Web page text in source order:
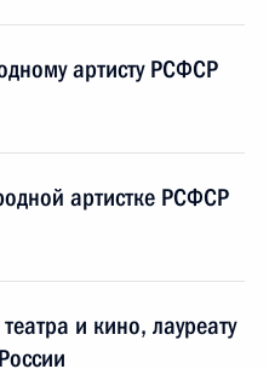
артисту РСФСР
артистке РСФСР
и кино, лауреату